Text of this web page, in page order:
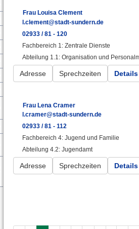
Frau Louisa Clement
l.clement@stadt-sundern.de
02933 / 81 - 120
Fachbereich 1: Zentrale Dienste
Abteilung 1.1: Organisation und
Adresse Sprechzeiten Details
Frau Lena Cramer
l.cramer@stadt-sundern.de
02933 / 81 - 112
Fachbereich 4: Jugend und Familie
Abteilung 4.2: Jugendamt
Adresse Sprechzeiten Details